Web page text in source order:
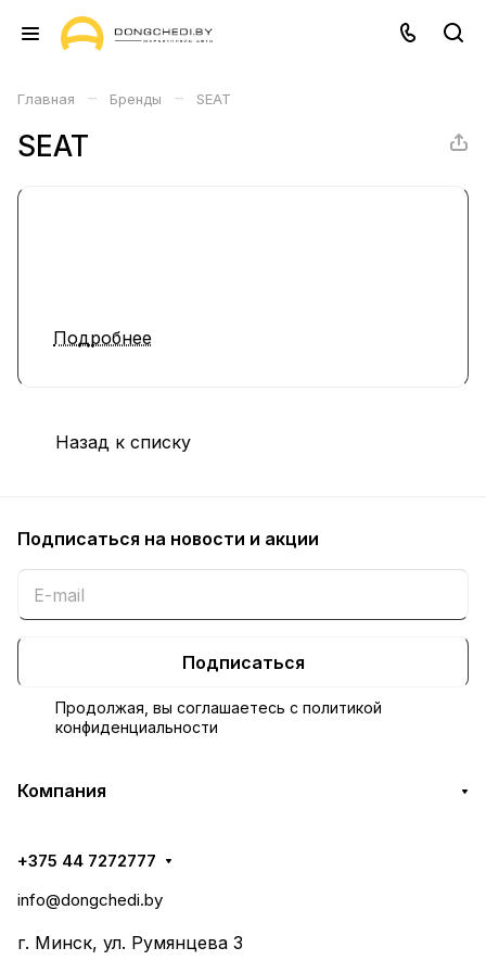
Главная – Бренды – SEAT
SEAT
Подробнее
Назад к списку
Подписаться на новости и акции
Подписаться
Продолжая, вы соглашаетесь с политикой
конфиденциальности
Компания
+375 44 7272777
info@dongchedi.by
г. Минск, ул. Румянцева 3